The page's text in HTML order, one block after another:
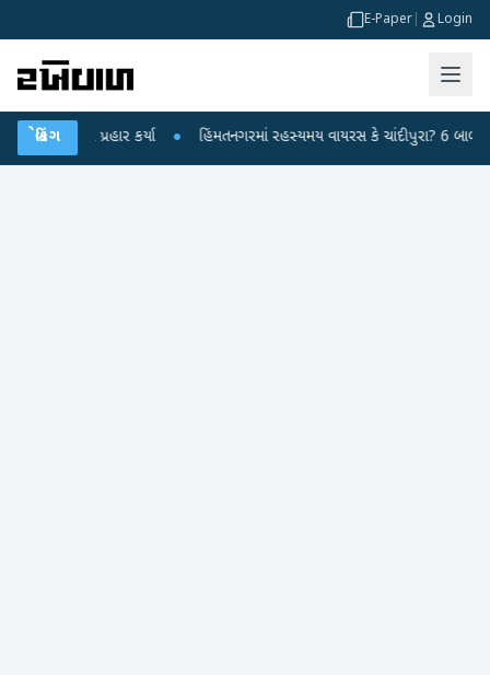
E-Paper Login
બ્રેકિંગ
પર પ્રહાર કર્યા ● હિંમતનગરમાં રહસ્યમય વાયરસ કે ચાંદીપુરા? 6 બાળકોના